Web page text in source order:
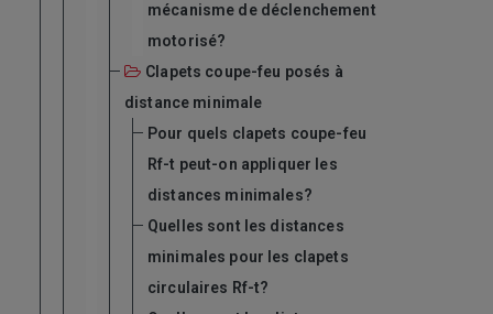
mécanisme de déclenchement
motorisé?
Clapets coupe-feu posés à
distance minimale
Pour quels clapets coupe-feu
Rf-t peut-on appliquer les
distances minimales?
Quelles sont les distances
minimales pour les clapets
circulaires Rf-t?